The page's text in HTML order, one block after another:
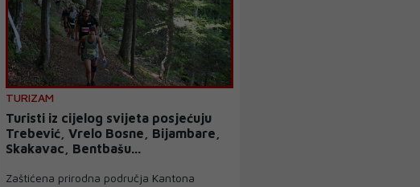
TURIZAM
Turisti iz cijelog svijeta posjećuju
Trebević, Vrelo Bosne, Bijambare,
Skakavac, Bentbašu...
Zaštićena prirodna područja Kantona